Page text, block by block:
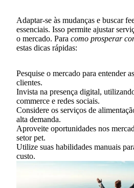
Adaptar-se às mudanças e buscar
essenciais. Isso permite ajustar
o mercado. Para como prosperar
estas dicas rápidas:
Pesquise o mercado para entender
clientes.
Invista na presença digital,
commerce e redes sociais.
Considere os serviços de
alta demanda.
Aproveite oportunidades nos
setor pet.
Utilize suas habilidades manuais
custo.